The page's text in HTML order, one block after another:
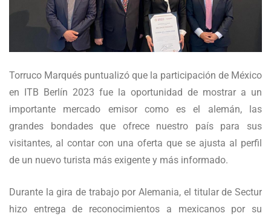
Torruco Marqués puntualizó que la participación de México
en ITB Berlín 2023 fue la oportunidad de mostrar a un
importante mercado emisor como es el alemán, las
grandes bondades que ofrece nuestro país para sus
visitantes, al contar con una oferta que se ajusta al perfil
de un nuevo turista más exigente y más informado.
Durante la gira de trabajo por Alemania, el titular de Sectur
hizo entrega de reconocimientos a mexicanos por su